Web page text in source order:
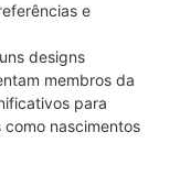
e
designs
membros da
para
nascimentos